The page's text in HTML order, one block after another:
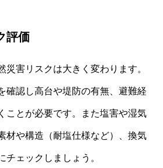
評価
災害リスクは大きく変わります。
確認し高台や堤防の有無、避難経
ことが必要です。また塩害や湿気
材や構造（耐塩仕様など）、換気
チェックしましょう。